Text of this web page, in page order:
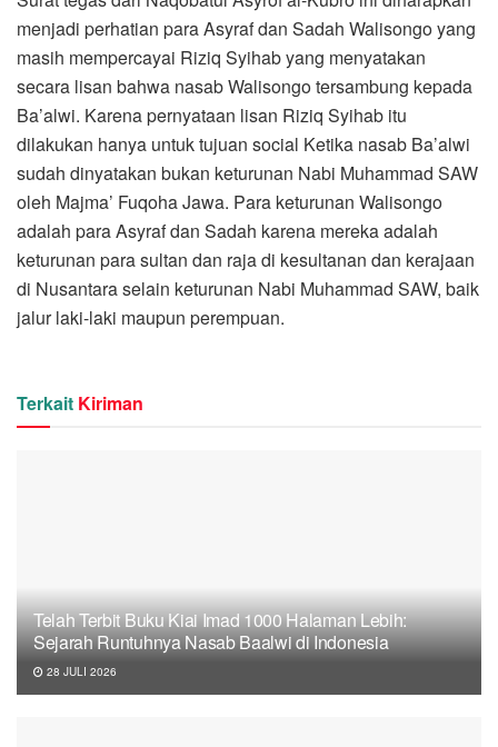
menjadi perhatian para Asyraf dan Sadah Walisongo yang
masih mempercayai Riziq Syihab yang menyatakan
secara lisan bahwa nasab Walisongo tersambung kepada
Ba’alwi. Karena pernyataan lisan Riziq Syihab itu
dilakukan hanya untuk tujuan social Ketika nasab Ba’alwi
sudah dinyatakan bukan keturunan Nabi Muhammad SAW
oleh Majma’ Fuqoha Jawa. Para keturunan Walisongo
adalah para Asyraf dan Sadah karena mereka adalah
keturunan para sultan dan raja di kesultanan dan kerajaan
di Nusantara selain keturunan Nabi Muhammad SAW, baik
jalur laki-laki maupun perempuan.
Terkait Kiriman
Telah Terbit Buku Kiai Imad 1000 Halaman Lebih:
Sejarah Runtuhnya Nasab Baalwi di Indonesia
28 JULI 2026